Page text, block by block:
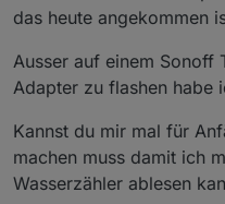
das heute angekommen
Ausser auf einem Sonoff
Adapter zu flashen habe
Kannst du mir mal für
machen muss damit ich
Wasserzähler ablesen